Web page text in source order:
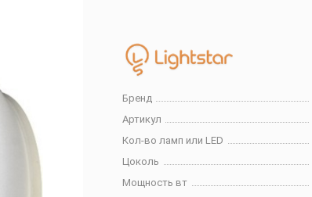
Бренд
Артикул
Кол-во ламп или LED
Цоколь
Мощность вт